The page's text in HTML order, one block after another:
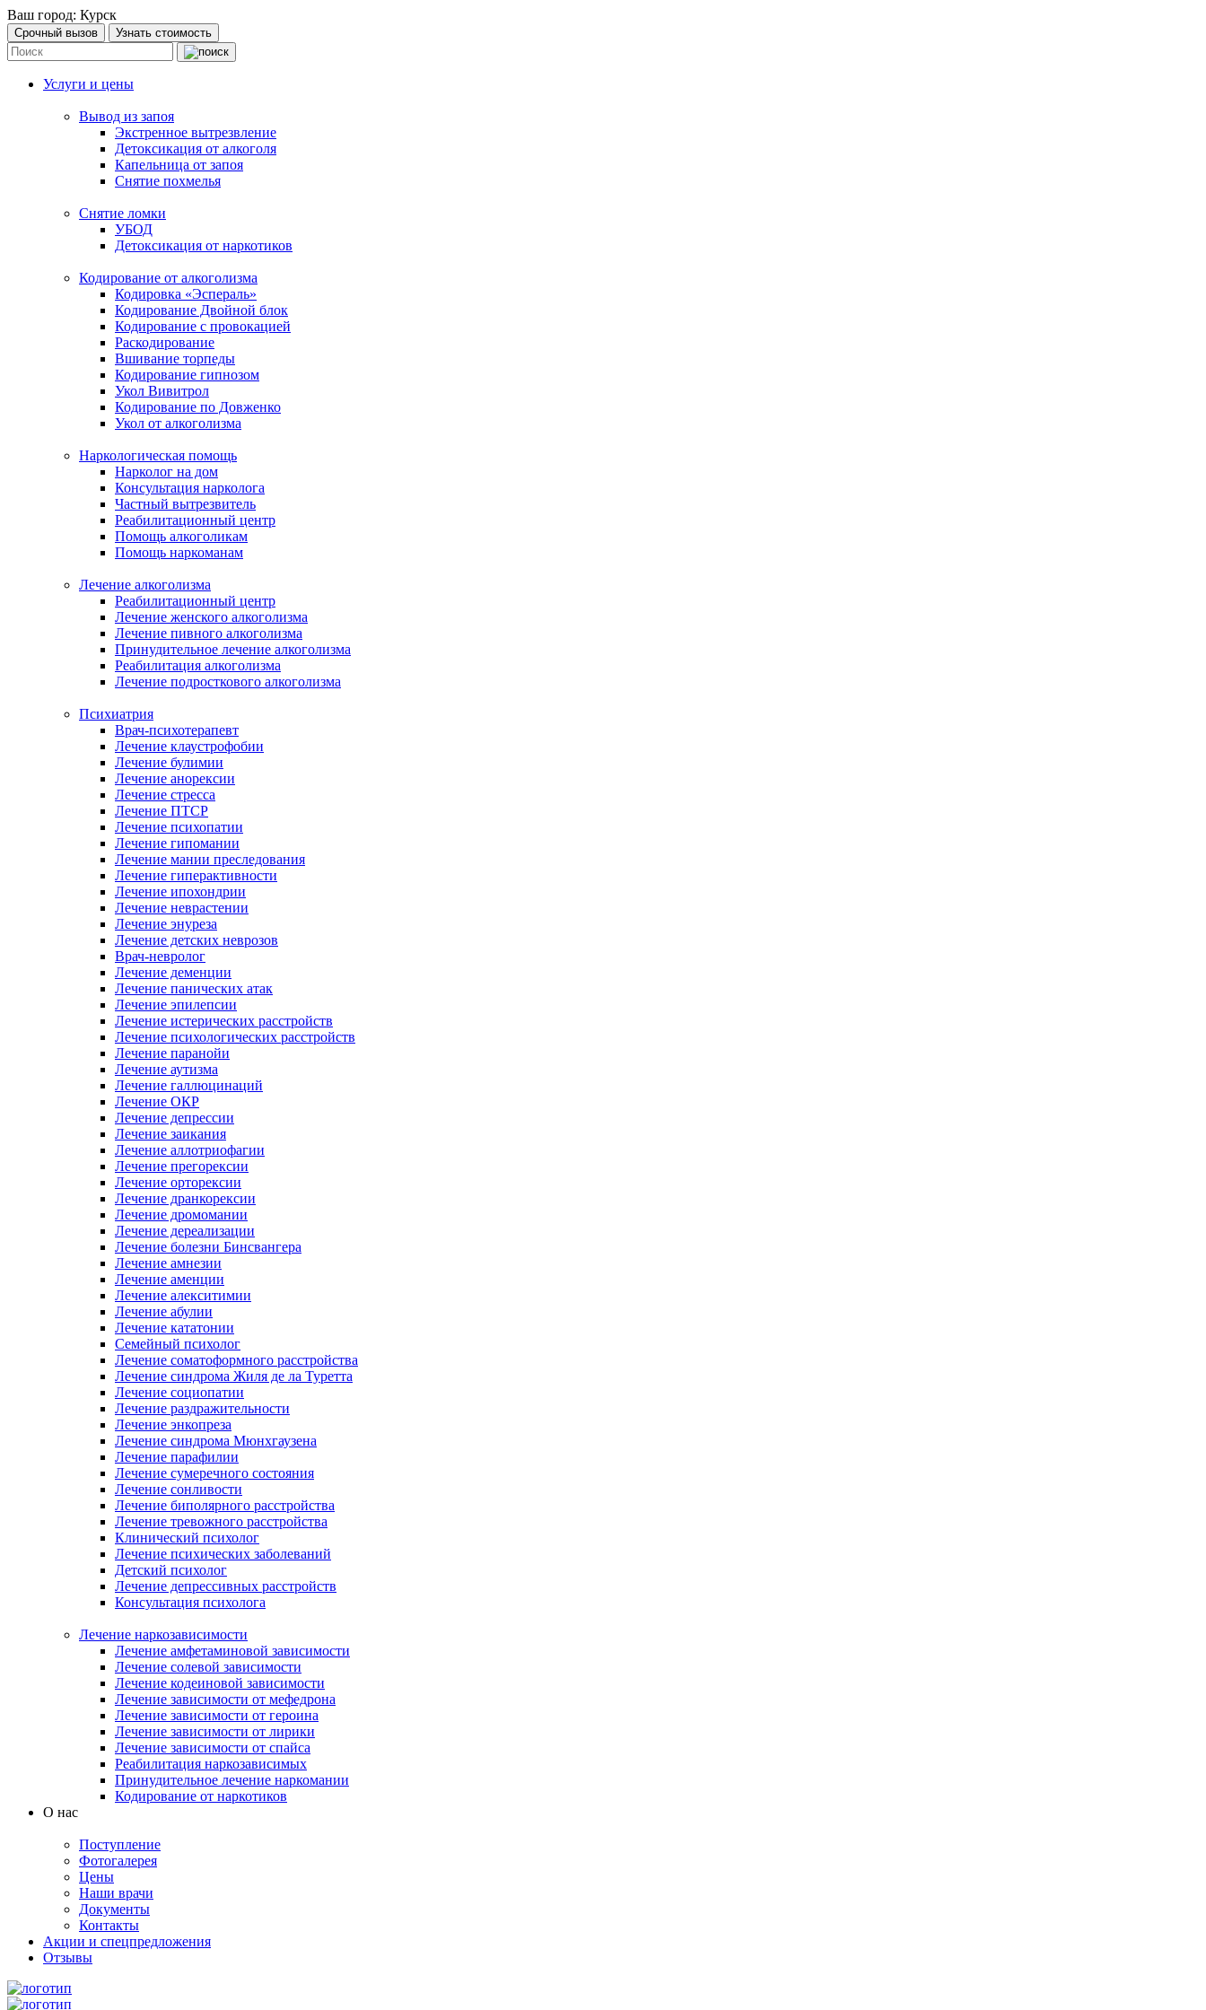
Ваш город: Курск
Срочный вызов Узнать стоимость
Услуги и цены
Вывод из запоя
Экстренное вытрезвление
Детоксикация от алкоголя
Капельница от запоя
Снятие похмелья
Снятие ломки
УБОД
Детоксикация от наркотиков
Кодирование от алкоголизма
Кодировка «Эспераль»
Кодирование Двойной блок
Кодирование с провокацией
Раскодирование
Вшивание торпеды
Кодирование гипнозом
Укол Вивитрол
Кодирование по Довженко
Укол от алкоголизма
Наркологическая помощь
Нарколог на дом
Консультация нарколога
Частный вытрезвитель
Реабилитационный центр
Помощь алкоголикам
Помощь наркоманам
Лечение алкоголизма
Реабилитационный центр
Лечение женского алкоголизма
Лечение пивного алкоголизма
Принудительное лечение алкоголизма
Реабилитация алкоголизма
Лечение подросткового алкоголизма
Психиатрия
Врач-психотерапевт
Лечение клаустрофобии
Лечение булимии
Лечение анорексии
Лечение стресса
Лечение ПТСР
Лечение психопатии
Лечение гипомании
Лечение мании преследования
Лечение гиперактивности
Лечение ипохондрии
Лечение неврастении
Лечение энуреза
Лечение детских неврозов
Врач-невролог
Лечение деменции
Лечение панических атак
Лечение эпилепсии
Лечение истерических расстройств
Лечение психологических расстройств
Лечение паранойи
Лечение аутизма
Лечение галлюцинаций
Лечение ОКР
Лечение депрессии
Лечение заикания
Лечение аллотриофагии
Лечение прегорексии
Лечение орторексии
Лечение дранкорексии
Лечение дромомании
Лечение дереализации
Лечение болезни Бинсвангера
Лечение амнезии
Лечение аменции
Лечение алекситимии
Лечение абулии
Лечение кататонии
Семейный психолог
Лечение соматоформного расстройства
Лечение синдрома Жиля де ла Туретта
Лечение социопатии
Лечение раздражительности
Лечение энкопреза
Лечение синдрома Мюнхгаузена
Лечение парафилии
Лечение сумеречного состояния
Лечение сонливости
Лечение биполярного расстройства
Лечение тревожного расстройства
Клинический психолог
Лечение психических заболеваний
Детский психолог
Лечение депрессивных расстройств
Консультация психолога
Лечение наркозависимости
Лечение амфетаминовой зависимости
Лечение солевой зависимости
Лечение кодеиновой зависимости
Лечение зависимости от мефедрона
Лечение зависимости от героина
Лечение зависимости от лирики
Лечение зависимости от спайса
Реабилитация наркозависимых
Принудительное лечение наркомании
Кодирование от наркотиков
О нас
Поступление
Фотогалерея
Цены
Наши врачи
Документы
Контакты
Акции и спецпредложения
Отзывы